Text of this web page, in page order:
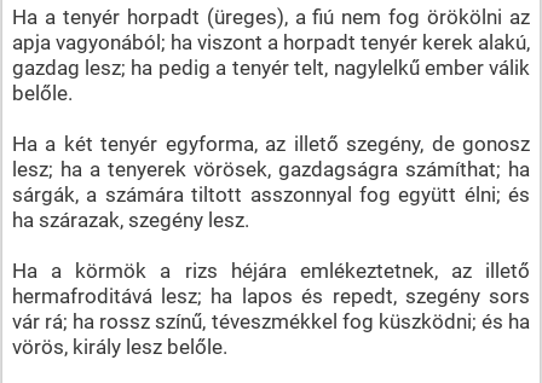
Ha a tenyér horpadt (üreges), a fiú nem fog örökölni az
apja vagyonából; ha viszont a horpadt tenyér kerek alakú,
gazdag lesz; ha pedig a tenyér telt, nagylelkű ember válik
belőle.
Ha a két tenyér egyforma, az illető szegény, de gonosz
lesz; ha a tenyerek vörösek, gazdagságra számíthat; ha
sárgák, a számára tiltott asszonnyal fog együtt élni; és
ha szárazak, szegény lesz.
Ha a körmök a rizs héjára emlékeztetnek, az illető
hermafroditává lesz; ha lapos és repedt, szegény sors
vár rá; ha rossz színű, téveszmékkel fog küszködni; és ha
vörös, király lesz belőle.